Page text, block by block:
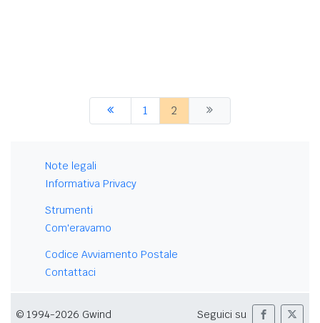
1 2
Note legali
Informativa Privacy
Strumenti
Com'eravamo
Codice Avviamento Postale
Contattaci
© 1994-2026 Gwind Seguici su